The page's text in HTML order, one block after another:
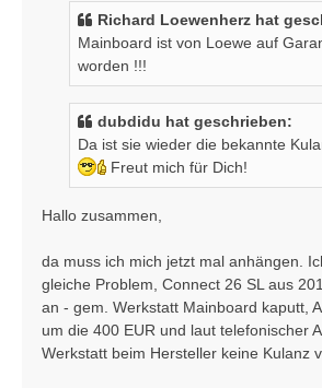
r
a
g
Richard Loewenherz hat
Mainboard ist von Loewe auf
worden !!!
dubdidu hat geschrieben:
Da ist sie wieder die bekannte
Freut mich für Dich!
Hallo zusammen,
da muss ich mich jetzt mal anhängen.
gleiche Problem, Connect 26 SL aus
an - gem. Werkstatt Mainboard kaputt,
um die 400 EUR und laut telefonischer
Werkstatt beim Hersteller keine Kulanz